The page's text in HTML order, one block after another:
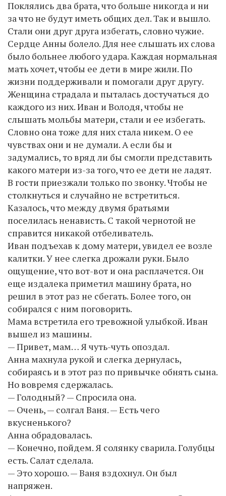
Поклялись два брата, что больше никогда и ни
за что не будут иметь общих дел. Так и вышло.
Стали они друг друга избегать, словно чужие.
Сердце Анны болело. Для нее слышать их слова
было больнее любого удара. Каждая нормальная
мать хочет, чтобы ее дети в мире жили. По
жизни поддерживали и помогали друг другу.
Женщина страдала и пыталась достучаться до
каждого из них. Иван и Володя, чтобы не
слышать мольбы матери, стали и ее избегать.
Словно она тоже для них стала никем. О ее
чувствах они и не думали. А если бы и
задумались, то вряд ли бы смогли представить
какого матери из-за того, что ее дети не ладят.
В гости приезжали только по звонку. Чтобы не
столкнуться и случайно не встретиться.
Казалось, что между двумя братьями
поселилась ненависть. С такой чернотой не
справится никакой отбеливатель.
Иван подъехав к дому матери, увидел ее возле
калитки. У нее слегка дрожали руки. Было
ощущение, что вот-вот и она расплачется. Он
еще издалека приметил машину брата, но
решил в этот раз не сбегать. Более того, он
собирался с ним поговорить.
Мама встретила его тревожной улыбкой. Иван
вышел из машины.
— Привет, мам… Я чуть-чуть опоздал.
Анна махнула рукой и слегка дернулась,
собираясь и в этот раз по привычке обнять сына.
Но вовремя сдержалась.
— Голодный? — Спросила она.
— Очень, — солгал Ваня. — Есть чего
вкусненького?
Анна обрадовалась.
— Конечно, пойдем. Я солянку сварила. Голубцы
есть. Салат сделала.
— Это хорошо. — Ваня вздохнул. Он был
напряжен.